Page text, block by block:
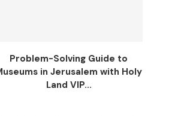
Problem-Solving Guide to
in Jerusalem with Holy
Land VIP...